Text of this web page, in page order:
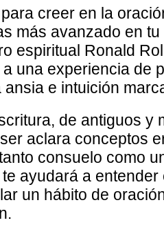
creer en la
más avanzado en
espiritual Ronald
una experiencia de
e intuición
de antiguos y
aclara conceptos
consuelo como
ayudará a
un hábito de